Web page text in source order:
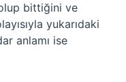
bittiğini ve
yukarıdaki
anlamı ise